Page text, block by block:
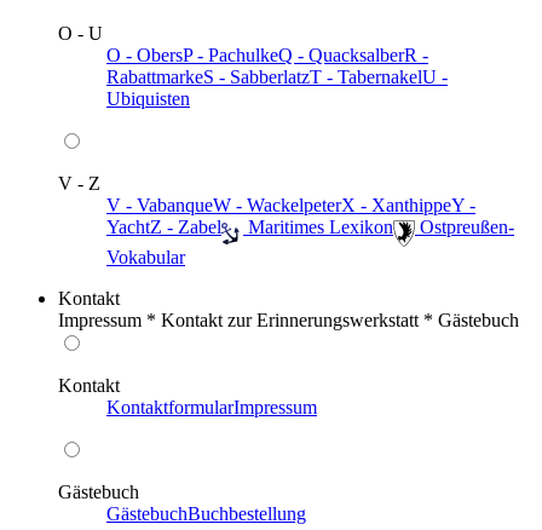
O - U
O - ObersP - PachulkeQ - QuacksalberR -
RabattmarkeS - SabberlatzT - TabernakelU -
Ubiquisten
V - Z
V - VabanqueW - WackelpeterX - XanthippeY -
YachtZ - Zabel ️ Maritimes Lexikon
️ Ostpreußen-
Vokabular
Kontakt
Impressum * Kontakt zur Erinnerungswerkstatt * Gästebuch
Kontakt
KontaktformularImpressum
Gästebuch
GästebuchBuchbestellung